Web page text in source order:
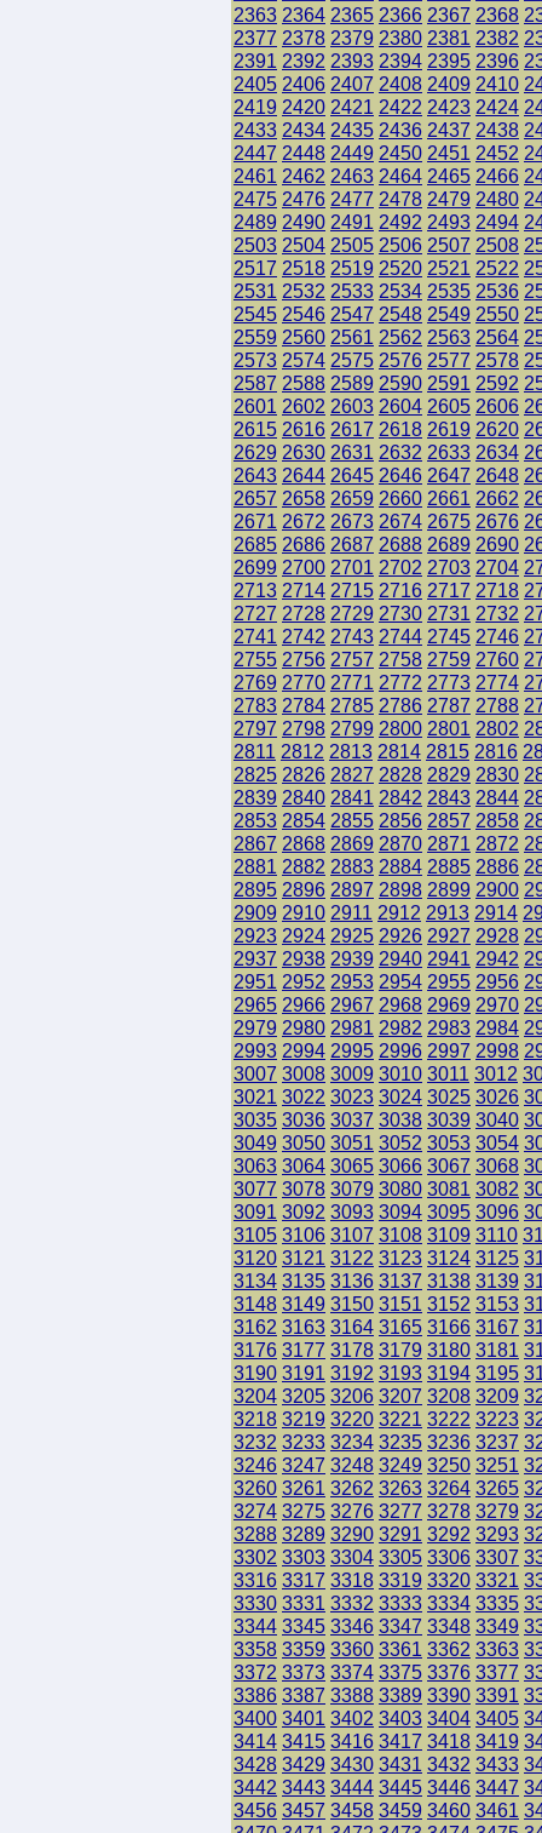
2363 2364 2365 2366 2367 2368
2377 2378 2379 2380 2381 2382
2391 2392 2393 2394 2395 2396
2405 2406 2407 2408 2409 2410
2419 2420 2421 2422 2423 2424
2433 2434 2435 2436 2437 2438
2447 2448 2449 2450 2451 2452
2461 2462 2463 2464 2465 2466
2475 2476 2477 2478 2479 2480
2489 2490 2491 2492 2493 2494
2503 2504 2505 2506 2507 2508
2517 2518 2519 2520 2521 2522
2531 2532 2533 2534 2535 2536
2545 2546 2547 2548 2549 2550
2559 2560 2561 2562 2563 2564
2573 2574 2575 2576 2577 2578
2587 2588 2589 2590 2591 2592
2601 2602 2603 2604 2605 2606
2615 2616 2617 2618 2619 2620
2629 2630 2631 2632 2633 2634
2643 2644 2645 2646 2647 2648
2657 2658 2659 2660 2661 2662
2671 2672 2673 2674 2675 2676
2685 2686 2687 2688 2689 2690
2699 2700 2701 2702 2703 2704
2713 2714 2715 2716 2717 2718
2727 2728 2729 2730 2731 2732
2741 2742 2743 2744 2745 2746
2755 2756 2757 2758 2759 2760
2769 2770 2771 2772 2773 2774
2783 2784 2785 2786 2787 2788
2797 2798 2799 2800 2801 2802
2811 2812 2813 2814 2815 2816
2825 2826 2827 2828 2829 2830
2839 2840 2841 2842 2843 2844
2853 2854 2855 2856 2857 2858
2867 2868 2869 2870 2871 2872
2881 2882 2883 2884 2885 2886
2895 2896 2897 2898 2899 2900
2909 2910 2911 2912 2913 2914
2923 2924 2925 2926 2927 2928
2937 2938 2939 2940 2941 2942
2951 2952 2953 2954 2955 2956
2965 2966 2967 2968 2969 2970
2979 2980 2981 2982 2983 2984
2993 2994 2995 2996 2997 2998
3007 3008 3009 3010 3011 3012
3021 3022 3023 3024 3025 3026
3035 3036 3037 3038 3039 3040
3049 3050 3051 3052 3053 3054
3063 3064 3065 3066 3067 3068
3077 3078 3079 3080 3081 3082
3091 3092 3093 3094 3095 3096
3105 3106 3107 3108 3109 3110
3120 3121 3122 3123 3124 3125
3134 3135 3136 3137 3138 3139
3148 3149 3150 3151 3152 3153
3162 3163 3164 3165 3166 3167
3176 3177 3178 3179 3180 3181
3190 3191 3192 3193 3194 3195
3204 3205 3206 3207 3208 3209
3218 3219 3220 3221 3222 3223
3232 3233 3234 3235 3236 3237
3246 3247 3248 3249 3250 3251
3260 3261 3262 3263 3264 3265
3274 3275 3276 3277 3278 3279
3288 3289 3290 3291 3292 3293
3302 3303 3304 3305 3306 3307
3316 3317 3318 3319 3320 3321
3330 3331 3332 3333 3334 3335
3344 3345 3346 3347 3348 3349
3358 3359 3360 3361 3362 3363
3372 3373 3374 3375 3376 3377
3386 3387 3388 3389 3390 3391
3400 3401 3402 3403 3404 3405
3414 3415 3416 3417 3418 3419
3428 3429 3430 3431 3432 3433
3442 3443 3444 3445 3446 3447
3456 3457 3458 3459 3460 3461